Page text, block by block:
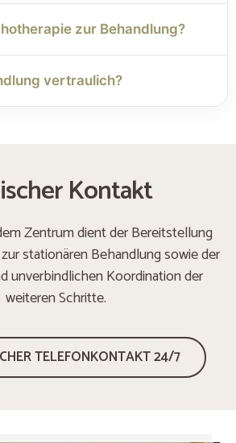
zur Behandlung?
vertraulich?
Kontakt
Zentrum dient der Bereitstellung
stationären Behandlung sowie der
unverbindlichen Koordination der
weiteren Schritte.
TELEFONKONTAKT 24/7